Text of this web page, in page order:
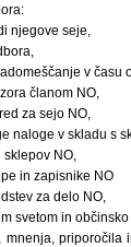
njegove seje,
v času
članom NO,
za sejo NO,
naloge v skladu s
NO,
in zapisnike NO
za delo NO,
svetom in občinsko
priporočila